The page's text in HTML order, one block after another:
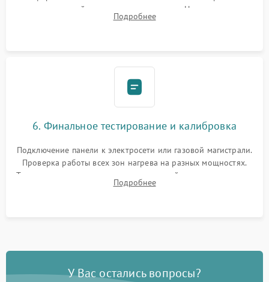
проверкой равномерности зазоров. Нанесение
термостойкого герметика или укладка уплотнительной
Подробнее
6. Финальное тестирование и калибровка
Подключение панели к электросети или газовой магистрали.
Проверка работы всех зон нагрева на разных мощностях.
Тестирование сенсорного управления, таймера, индикаторов
остаточного тепла и систем защиты от перегрева.
Подробнее
У Вас остались вопросы?